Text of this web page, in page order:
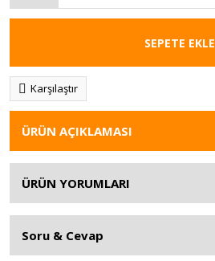
SEPETE EKLE
Karşılaştır
ÜRÜN AÇIKLAMASI
ÜRÜN YORUMLARI
Soru & Cevap